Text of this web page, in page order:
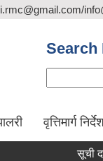
Search
वृत्तिमार्ग
सूची दर्ता